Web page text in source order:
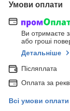
Умови оплати
Ви отримаєте
або гроші
Детальніше
Післяплата
Оплата за
Всі умови оплати